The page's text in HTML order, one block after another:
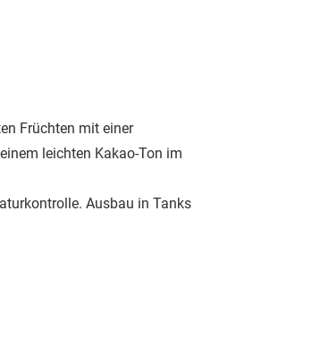
Früchten mit einer
leichten Kakao-Ton im
Ausbau in Tanks